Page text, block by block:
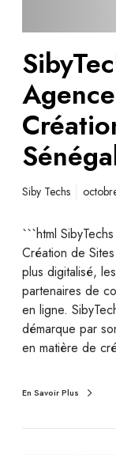
Siby Techs
```html
Création de
plus digitalisé,
partenaires de
en ligne.
démarque par
en matière de
En Savoir Plus